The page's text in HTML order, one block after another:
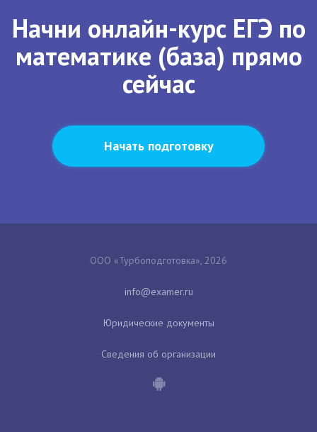
Начни онлайн-курс ЕГЭ по
математике (база) прямо
сейчас
Начать подготовку
ООО «Турбоподготовка», 2026
Юридические документы
Сведения об организации